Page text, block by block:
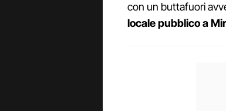
con un buttafuori
locale pubblico a